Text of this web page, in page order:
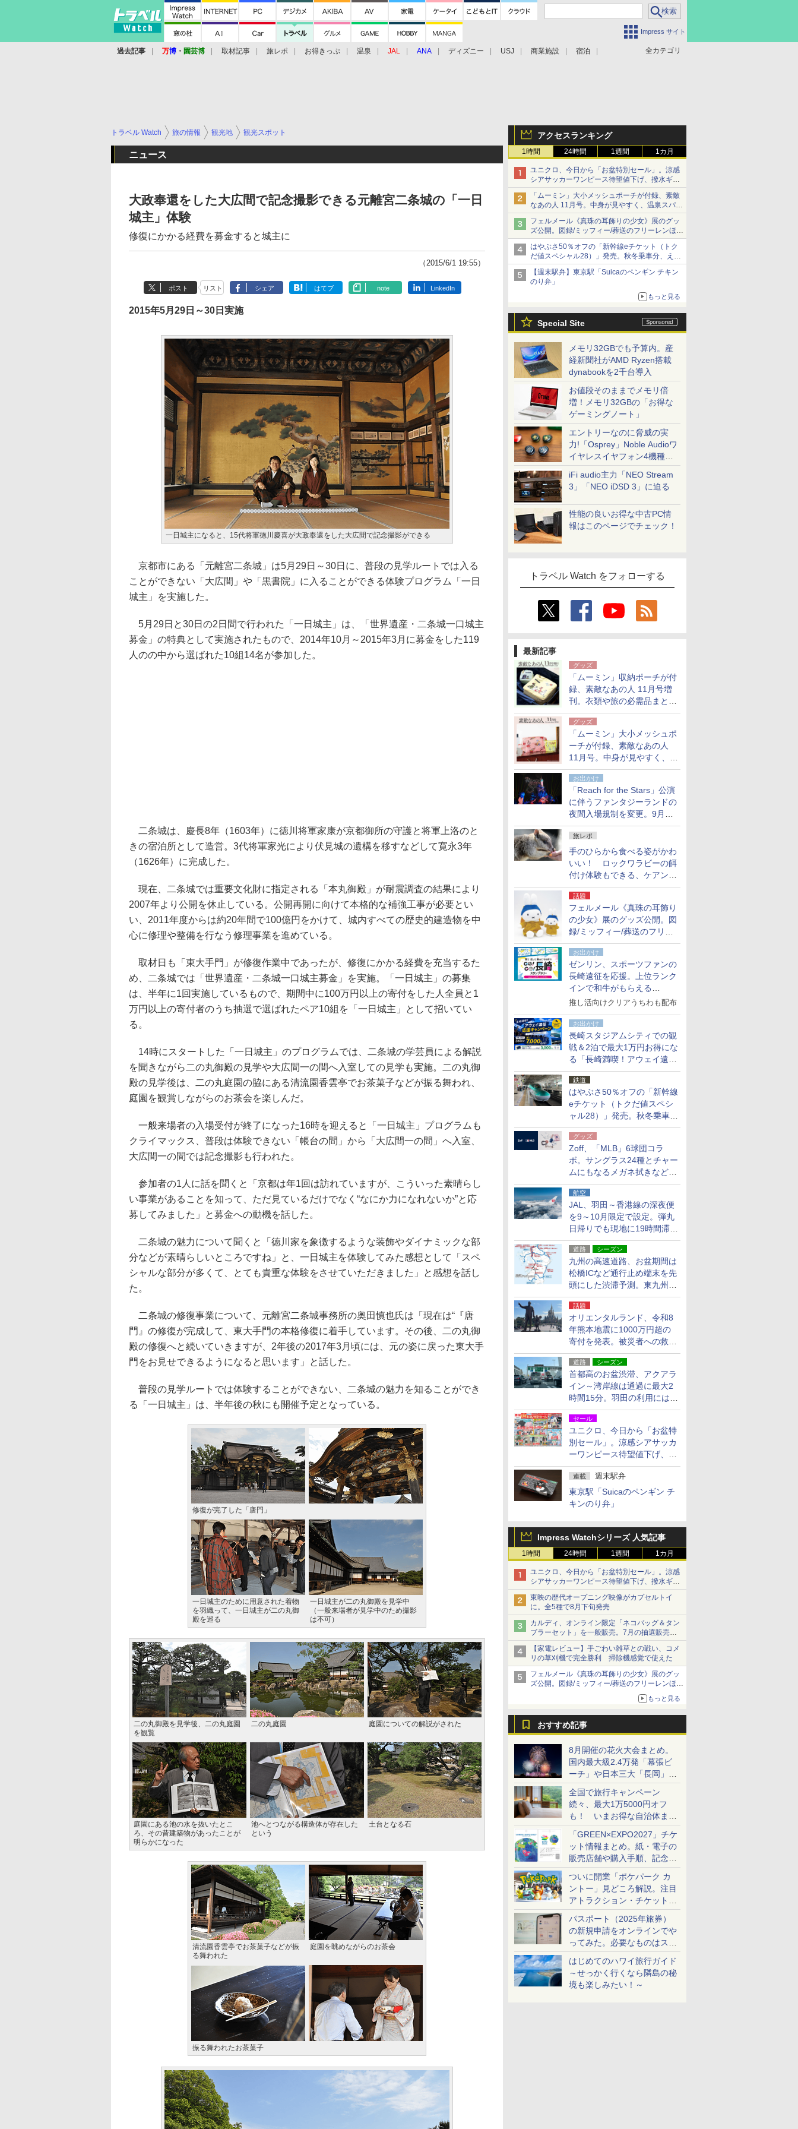
Impress サイト
全カテゴリ
過去記事 万博 ・ 園芸博 取材記事 旅レポ お得きっぷ 温泉 JAL ANA ディズニー USJ 商業施設 宿泊
アクセスランキング
1時間 24時間 1週間 1カ月
ユニクロ、今日から「お盆特別セール」。涼感
シアサッカーワンピース待望値下げ、撥水ギア
ショーツは1990円に
「ムーミン」大小メッシュポーチが付録、素敵
なあの人 11月号。中身が見やすく、温泉スパに
も使える
フェルメール《真珠の耳飾りの少女》展のグッ
ズ公開。図録/ミッフィー/葬送のフリーレンほ
か、注目ブランドコラボが実現
はやぶさ50％オフの「新幹線eチケット（トク
だ値スペシャル28）」発売。秋冬乗車分、えき
ねっと限定
【週末駅弁】東京駅「Suicaのペンギン チキン
のり弁」
もっと見る
Special Site
メモリ32GBでも予算内。産
経新聞社がAMD Ryzen搭載
dynabookを2千台導入
お値段そのままでメモリ倍
増！メモリ32GBの「お得な
ゲーミングノート」
エントリーなのに脅威の実
力!「Osprey」Noble Audioワ
イヤレスイヤフォン4機種を
一気に聴く
iFi audio主力「NEO Stream
3」「NEO iDSD 3」に迫る
性能の良いお得な中古PC情
報はこのページでチェック！
トラベル Watch をフォローする
最新記事
グッズ
「ムーミン」収納ポーチが付
録、素敵なあの人 11月号増
刊。衣類や旅の必需品まとま
る大小2個セット
グッズ
「ムーミン」大小メッシュポ
ーチが付録、素敵なあの人
11月号。中身が見やすく、温
泉スパにも使える
お出かけ
「Reach for the Stars」公演
に伴うファンタジーランドの
夜間入場規制を変更。9月か
ら18時50分～20時ごろに
旅レポ
手のひらから食べる姿がかわ
いい！ ロックワラビーの餌
付け体験もできる、ケアンズ
でアサートン高原の日本語ガ
イド付きツアーに参加してみ
た
話題
フェルメール《真珠の耳飾り
の少女》展のグッズ公開。図
録/ミッフィー/葬送のフリー
レンほか、注目ブランドコラ
ボが実現
お出かけ
ゼンリン、スポーツファンの
長崎遠征を応援。上位ランク
インで和牛がもらえる
「GO！GO！長崎スタンプラ
推し活向けクリアうちわも配布
お出かけ
長崎スタジアムシティでの観
戦＆2泊で最大1万円お得にな
る「長崎満喫！アウェイ遠征
応援キャンペーン」
鉄道
はやぶさ50％オフの「新幹線
eチケット（トクだ値スペシ
ャル28）」発売。秋冬乗車
分、えきねっと限定
グッズ
Zoff、「MLB」6球団コラ
ボ。サングラス24種とチャー
ムにもなるメガネ拭きなど雑
貨24種
航空
JAL、羽田～香港線の深夜便
を9～10月限定で設定。弾丸
日帰りでも現地に19時間滞在
できる
道路 シーズン
九州の高速道路、お盆期間は
松橋ICなど通行止め端末を先
頭にした渋滞予測。東九州道
への迂回は料金調整を実施
話題
オリエンタルランド、令和8
年熊本地震に1000万円超の
寄付を発表。被災者への救援
活動・復旧支援
道路 シーズン
首都高のお盆渋滞、アクアラ
イン～湾岸線は通過に最大2
時間15分。羽田の利用には
「空港西出口」の利用検討を
セール
ユニクロ、今日から「お盆特
別セール」。涼感シアサッカ
ーワンピース待望値下げ、撥
水ギアショーツは1990円に
連載 週末駅弁
東京駅「Suicaのペンギン チ
キンのり弁」
Impress Watchシリーズ 人気記事
1時間 24時間 1週間 1カ月
ユニクロ、今日から「お盆特別セール」。涼感
シアサッカーワンピース待望値下げ、撥水ギア
ショーツは1990円に
東映の歴代オープニング映像がカプセルトイ
に。全5種で8月下旬発売
カルディ、オンライン限定「ネコバッグ＆タン
ブラーセット」を一般販売。7月の抽選販売の
当選無効分
【家電レビュー】手ごわい雑草との戦い、コメ
リの草刈機で完全勝利 掃除機感覚で使えた
フェルメール《真珠の耳飾りの少女》展のグッ
ズ公開。図録/ミッフィー/葬送のフリーレンほ
もっと見る
おすすめ記事
8月開催の花火大会まとめ。
国内最大級2.4万発「幕張ビ
ーチ」や日本三大「長岡」な
ど大型イベント目白押し！
全国で旅行キャンペーン
続々、最大1万5000円オフ
も！ いまお得な自治体まと
め
「GREEN×EXPO2027」チケ
ット情報まとめ。紙・電子の
販売店舗や購入手順、記念チ
ケットも解説
ついに開業「ポケパーク カ
ントー」見どころ解説。注目
アトラクション・チケット手
配・来場前に必要な準備は？
パスポート（2025年旅券）
の新規申請をオンラインでや
ってみた。必要なものはスマ
ホとマイナカードのみ
はじめてのハワイ旅行ガイド
～せっかく行くなら隣島の秘
境も楽しみたい！～
トラベル Watch 旅の情報 観光地 観光スポット
ニュース
大政奉還をした大広間で記念撮影できる元離宮二条城の「一日
城主」体験
修復にかかる経費を募金すると城主に
（2015/6/1 19:55）
ポスト リスト シェア はてブ note LinkedIn
2015年5月29日～30日実施
一日城主になると、15代将軍徳川慶喜が大政奉還をした大広間で記念撮影ができる
京都市にある「元離宮二条城」は5月29日～30日に、普段の見学ルートでは入る
ことができない「大広間」や「黒書院」に入ることができる体験プログラム「一日
城主」を実施した。
5月29日と30日の2日間で行われた「一日城主」は、「世界遺産・二条城一口城主
募金」の特典として実施されたもので、2014年10月～2015年3月に募金をした119
人のの中から選ばれた10組14名が参加した。
二条城は、慶長8年（1603年）に徳川将軍家康が京都御所の守護と将軍上洛のと
きの宿泊所として造営。3代将軍家光により伏見城の遺構を移すなどして寛永3年
（1626年）に完成した。
現在、二条城では重要文化財に指定される「本丸御殿」が耐震調査の結果により
2007年より公開を休止している。公開再開に向けて本格的な補強工事が必要とい
い、2011年度からは約20年間で100億円をかけて、城内すべての歴史的建造物を中
心に修理や整備を行なう修理事業を進めている。
取材日も「東大手門」が修復作業中であったが、修復にかかる経費を充当するた
め、二条城では「世界遺産・二条城一口城主募金」を実施。「一日城主」の募集
は、半年に1回実施しているもので、期間中に100万円以上の寄付をした人全員と1
万円以上の寄付者のうち抽選で選ばれたペア10組を「一日城主」として招いてい
る。
14時にスタートした「一日城主」のプログラムでは、二条城の学芸員による解説
を聞きながら二の丸御殿の見学や大広間一の間へ入室しての見学も実施。二の丸御
殿の見学後は、二の丸庭園の脇にある清流園香雲亭でお茶菓子などが振る舞われ、
庭園を観賞しながらのお茶会を楽しんだ。
一般来場者の入場受付が終了になった16時を迎えると「一日城主」プログラムも
クライマックス、普段は体験できない「帳台の間」から「大広間一の間」へ入室、
大広間一の間では記念撮影も行われた。
参加者の1人に話を聞くと「京都は年1回は訪れていますが、こういった素晴らし
い事業があることを知って、ただ見ているだけでなく“なにか力になれないか”と応
募してみました」と募金への動機を話した。
二条城の魅力について聞くと「徳川家を象徴するような装飾やダイナミックな部
分などが素晴らしいところですね」と、一日城主を体験してみた感想として「スペ
シャルな部分が多くて、とても貴重な体験をさせていただきました」と感想を話し
た。
二条城の修復事業について、元離宮二条城事務所の奥田慎也氏は「現在は“『唐
門』の修復が完成して、東大手門の本格修復に着手しています。その後、二の丸御
殿の修復へと続いていきますが、2年後の2017年3月頃には、元の姿に戻った東大手
門をお見せできるようになると思います」と話した。
普段の見学ルートでは体験することができない、二条城の魅力を知ることができ
る「一日城主」は、半年後の秋にも開催予定となっている。
修復が完了した「唐門」
一日城主のために用意された着物
を羽織って、一日城主が二の丸御
殿を巡る
一日城主が二の丸御殿を見学中
（一般来場者が見学中のため撮影
は不可）
二の丸御殿を見学後、二の丸庭園
を観覧
二の丸庭園 庭園についての解説がされた
庭園にある池の水を抜いたとこ
ろ、その昔建築物があったことが
明らかになった
池へとつながる構造体が存在した
という
土台となる石
清流園香雲亭でお茶菓子などが振
る舞われた
庭園を眺めながらのお茶会
振る舞われたお茶菓子